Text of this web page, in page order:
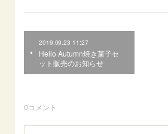
2019.09.23 11:27
Hello Autumn焼き菓子セ
ット販売のお知らせ
0コメント